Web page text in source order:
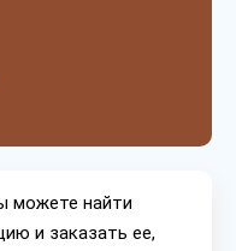
можете найти
и заказать ее,